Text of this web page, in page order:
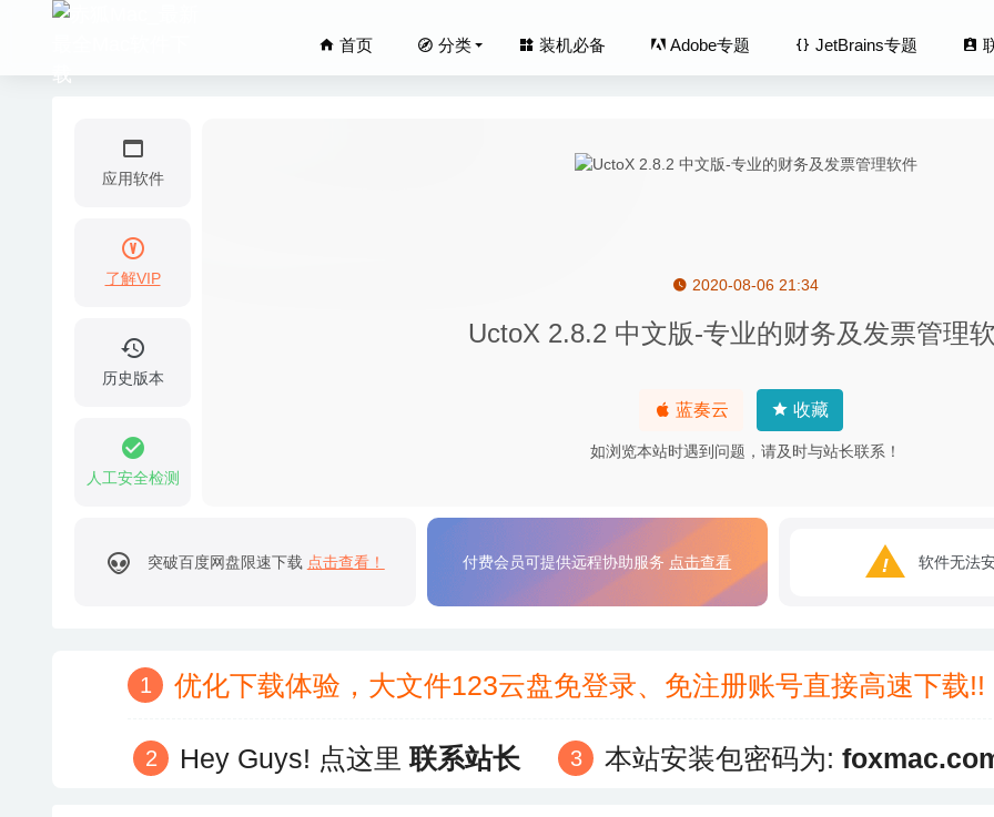
首页 分类 装机必备 Adobe专题 JetBrains专题
应用软件
了解VIP
历史版本
人工安全检测
2020-08-06 21:34
UctoX 2.8.2 中文版-专业的财务及发票管理
蓝奏云 收藏
如浏览本站时遇到问题，请及时与站长联系！
突破百度网盘限速下载 点击查看！ 付费会员可提供远程协助服务 点击查看 软件无法
优化下载体验，大文件123云盘免登录、免注册账号直接高速下
Hey Guys! 点这里联系站长 本站安装包密码为:
Disk Drill Media Recovery 4.5.972 中文版 – 超强的数据恢复工具 2021-11-
Unite 1.6 – 任意网站转换成APP应用 2026-08-04
PDF Reader Pro 2.7.4.1 中文版-PDF文档编辑/批注/OCR/转换与表格填